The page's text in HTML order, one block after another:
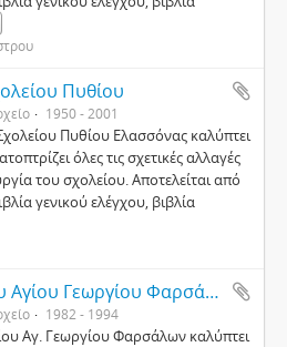
Πυθίου
1950 - 2001
Πυθίου Ελασσόνας καλύπτει
όλες τις σχετικές αλλαγές
του σχολείου. Αποτελείται από
γενικού ελέγχου, βιβλία
Αρχείο Νηπιαγωγείου Αγίου Γεωργίου Φαρσάλων
1982 - 1994
Αγ. Γεωργίου Φαρσάλων καλύπτει